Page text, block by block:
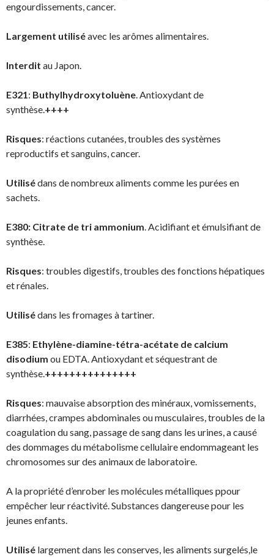
engourdissements, cancer.
Largement utiliséavec les arômes alimentaires.
Interdit au Japon.
E321: Buthylhydroxytoluène. Antioxydant de
synthèse.++++
Risques: réactions cutanées, troubles des systèmes
reproductifs et sanguins, cancer.
Utilisédans de nombreux aliments comme les purées en
sachets.
E380: Citrate de tri ammonium. Acidifiant et émulsifiant de
synthèse.
Risques: troubles digestifs, troubles des fonctions hépatiques
et rénales.
Utilisédans les fromages à tartiner.
E385: Ethylène-diamine-tétra-acétate de calcium
disodium ou EDTA. Antioxydant et séquestrant de
synthèse.+++++++++++++++
Risques: mauvaise absorption des minéraux, vomissements,
diarrhées, crampes abdominales ou musculaires, troubles de la
coagulation du sang, passage de sang dans les urines, a causé
des dommages du métabolisme cellulaire endommageant les
chromosomes sur des animaux de laboratoire.
A la propriété d’enrober les molécules métalliques ppour
empêcher leur réactivité. Substances dangereuse pour les
jeunes enfants.
Utilisé largement dans les conserves, les aliments surgelés,le